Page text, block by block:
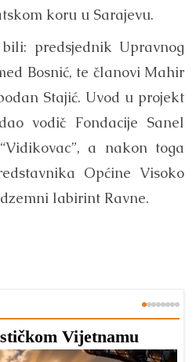
koru u Sarajevu.
predsjednik Upravnog
Bosnić, te članovi Mahir
Stajić. Uvod u projekt
vodič Fondacije Sanel
a nakon toga
Općine Visoko
labirint Ravne.
Vijetnamu